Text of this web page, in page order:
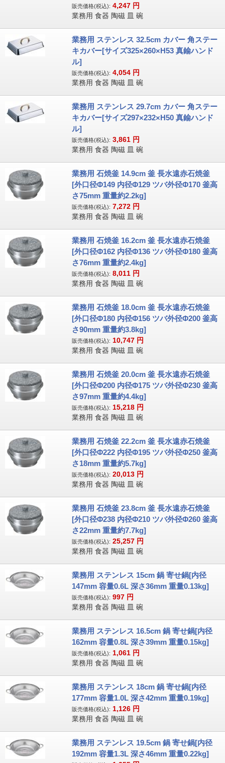
販売価格(税込): 4,247 円
業務用 食器 陶磁 皿 碗
業務用 ステンレス 32.5cm カバー 角ステー
キカバー[サイズ325×260×H53 真鍮ハンド
ル]
販売価格(税込): 4,054 円
業務用 食器 陶磁 皿 碗
業務用 ステンレス 29.7cm カバー 角ステー
キカバー[サイズ297×232×H50 真鍮ハンド
ル]
販売価格(税込): 3,861 円
業務用 食器 陶磁 皿 碗
業務用 石焼釜 14.9cm 釜 長水遠赤石焼釜
[外口径Φ149 内径Φ129 ツバ外径Φ170 釜高
さ75mm 重量約2.2kg]
販売価格(税込): 7,272 円
業務用 食器 陶磁 皿 碗
業務用 石焼釜 16.2cm 釜 長水遠赤石焼釜
[外口径Φ162 内径Φ136 ツバ外径Φ180 釜高
さ76mm 重量約2.4kg]
販売価格(税込): 8,011 円
業務用 食器 陶磁 皿 碗
業務用 石焼釜 18.0cm 釜 長水遠赤石焼釜
[外口径Φ180 内径Φ156 ツバ外径Φ200 釜高
さ90mm 重量約3.8kg]
販売価格(税込): 10,747 円
業務用 食器 陶磁 皿 碗
業務用 石焼釜 20.0cm 釜 長水遠赤石焼釜
[外口径Φ200 内径Φ175 ツバ外径Φ230 釜高
さ97mm 重量約4.4kg]
販売価格(税込): 15,218 円
業務用 食器 陶磁 皿 碗
業務用 石焼釜 22.2cm 釜 長水遠赤石焼釜
[外口径Φ222 内径Φ195 ツバ外径Φ250 釜高
さ18mm 重量約5.7kg]
販売価格(税込): 20,013 円
業務用 食器 陶磁 皿 碗
業務用 石焼釜 23.8cm 釜 長水遠赤石焼釜
[外口径Φ238 内径Φ210 ツバ外径Φ260 釜高
さ22mm 重量約7.7kg]
販売価格(税込): 25,257 円
業務用 食器 陶磁 皿 碗
業務用 ステンレス 15cm 鍋 寄せ鍋[内径
147mm 容量0.6L 深さ36mm 重量0.13kg]
販売価格(税込): 997 円
業務用 食器 陶磁 皿 碗
業務用 ステンレス 16.5cm 鍋 寄せ鍋[内径
162mm 容量0.8L 深さ39mm 重量0.15kg]
販売価格(税込): 1,061 円
業務用 食器 陶磁 皿 碗
業務用 ステンレス 18cm 鍋 寄せ鍋[内径
177mm 容量1.0L 深さ42mm 重量0.19kg]
販売価格(税込): 1,126 円
業務用 食器 陶磁 皿 碗
業務用 ステンレス 19.5cm 鍋 寄せ鍋[内径
192mm 容量1.3L 深さ46mm 重量0.22kg]